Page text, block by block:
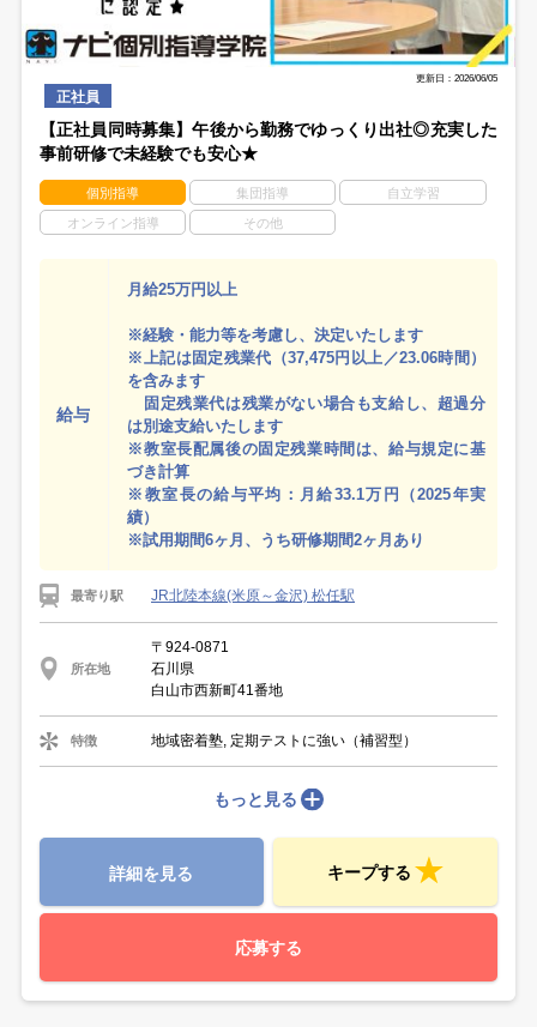
更新日：2026/06/05
正社員
【正社員同時募集】午後から勤務でゆっくり出社◎充実した
事前研修で未経験でも安心★
個別指導 集団指導 自立学習
オンライン指導 その他
給与
月給25万円以上
※経験・能力等を考慮し、決定いたします
※上記は固定残業代（37,475円以上／23.06時間）
を含みます
固定残業代は残業がない場合も支給し、超過分
は別途支給いたします
※教室長配属後の固定残業時間は、給与規定に基
づき計算
※教室長の給与平均：月給33.1万円（2025年実
績）
※試用期間6ヶ月、うち研修期間2ヶ月あり
最寄り駅 JR北陸本線(米原～金沢) 松任駅
所在地
〒924-0871
石川県
白山市西新町41番地
特徴 地域密着塾, 定期テストに強い（補習型）
もっと見る
詳細を見る キープする
応募する